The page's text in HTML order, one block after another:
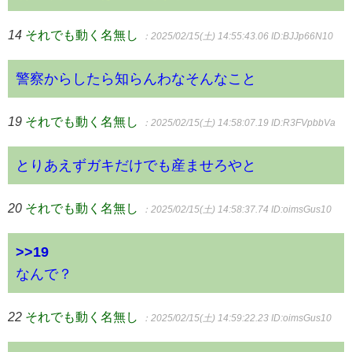
14 それでも動く名無し ：2025/02/15(土) 14:55:43.06 ID:BJJp66N10
警察からしたら知らんわなそんなこと
19 それでも動く名無し ：2025/02/15(土) 14:58:07.19 ID:R3FVpbbVa
とりあえずガキだけでも産ませろやと
20 それでも動く名無し ：2025/02/15(土) 14:58:37.74 ID:oimsGus10
>>19
なんで？
22 それでも動く名無し ：2025/02/15(土) 14:59:22.23 ID:oimsGus10